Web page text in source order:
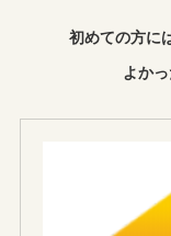
初めての方に
よか